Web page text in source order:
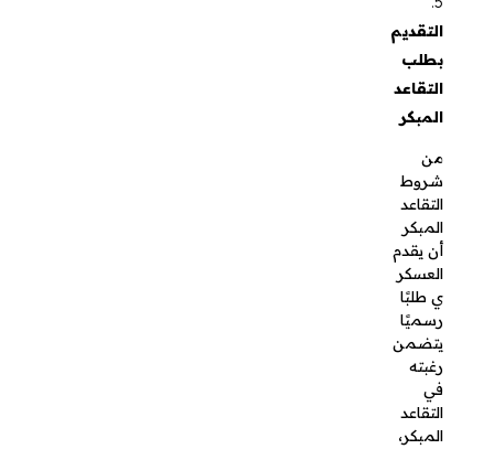
التقاعد
المبكر،
حيث يجب
على
العسكري
معروض
عسكري
يتضمن
المعلومات
الشخصية
والوظيفية
، مع
توضيح
الأسباب
التي
تجعله